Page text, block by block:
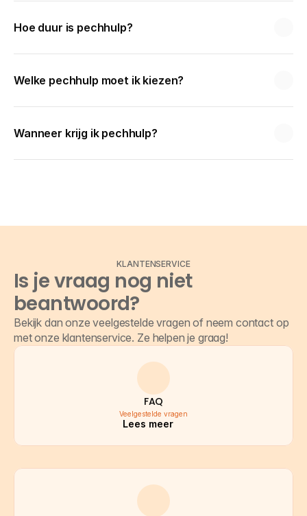
Hoe duur is pechhulp?
Welke pechhulp moet ik kiezen?
Wanneer krijg ik pechhulp?
KLANTENSERVICE
Is je vraag nog niet
beantwoord?
Bekijk dan onze veelgestelde vragen of neem contact op
met onze klantenservice. Ze helpen je graag!
FAQ
Veelgestelde vragen
Lees meer